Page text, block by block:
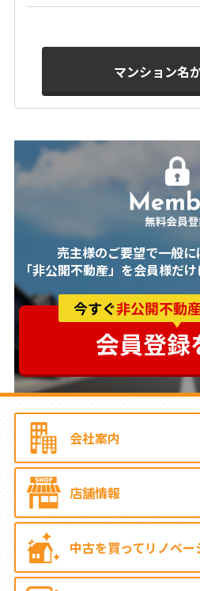
マンション名
売主様のご要望で一般
「非公開不動産」を会員様だ
会社案内
店舗情報
中古を買ってリノベー